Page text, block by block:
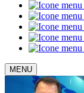
MENU